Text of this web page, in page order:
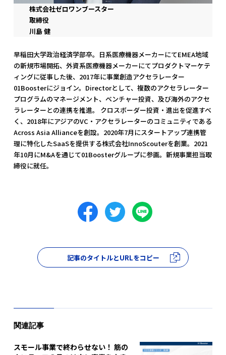
株式会社ゼロワンブースター
取締役
川島 健
早稲田大学政治経済学部卒。日系医療機器メーカーにてEMEA地域
の新規市場開拓、外資系医療機器メーカーにてプロダクトマーケテ
ィングに従事した後、2017年に事業創造アクセラレーター
01Boosterにジョイン。Directorとして、複数のアクセラレーター
プログラムのマネージメント、ベンチャー投資、及び海外のアクセ
ラレーターとの連携を推進。 クロスボーダー投資・進出を促進すべ
く、2018年にアジアのVC・アクセラレーターのコミュニティである
Across Asia Allianceを創設。2020年7月にスタートアップ連携管
理に特化したSaaSを提供する株式会社InnoScouterを創業。2021
年10月にM&Aを通じて01Boosterグループに参画。新規事業担当取
締役に就任。
記事のタイトルとURLをコピー
関連記事
スモール事業で終わらせない！ 筋の